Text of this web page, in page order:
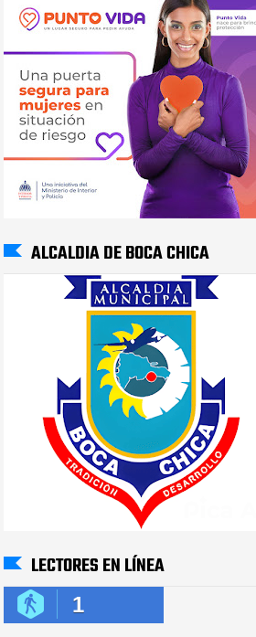
ALCALDIA DE BOCA CHICA
LECTORES EN LÍNEA
1